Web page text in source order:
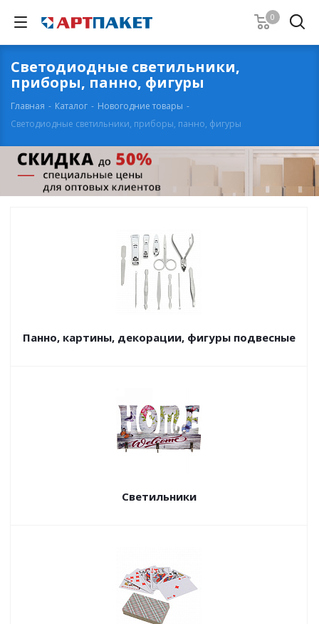
0
Светодиодные светильники,
приборы, панно, фигуры
Главная - Каталог - Новогодние товары -
Светодиодные светильники, приборы, панно, фигуры
Панно, картины, декорации, фигуры подвесные
Светильники